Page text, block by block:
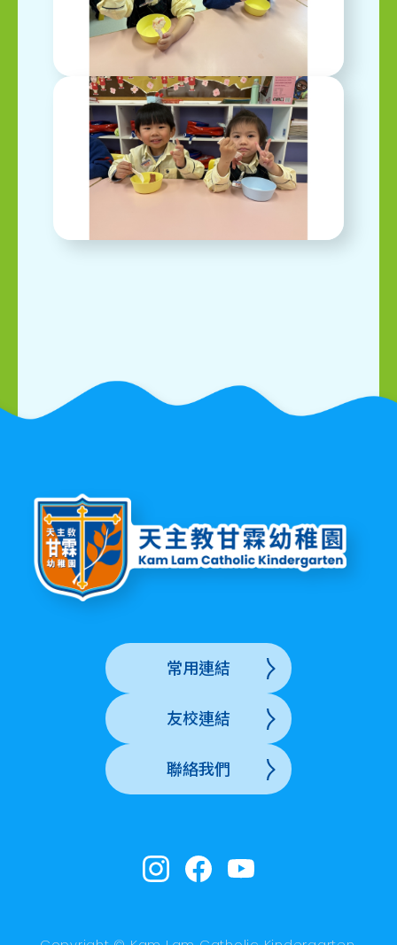
常用連結
友校連結
聯絡我們